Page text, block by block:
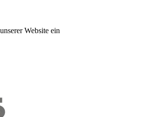
Website ein